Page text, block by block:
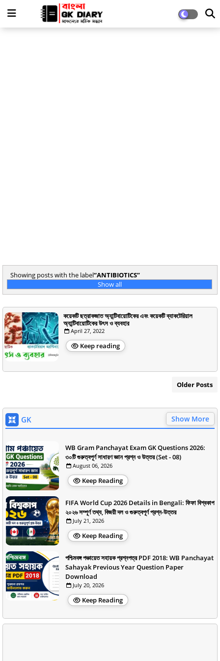
Showing posts with the label ANTIBIOTICS
Show all
কয়েকটি ছত্রাকজাত অ্যান্টিবায়োটিকের এবং কয়েকটি ব্যাকটেরিয়াল
অ্যান্টিবায়োটিকের উৎস ও ব্যবহার
April 27, 2022
Keep reading
Older Posts
GK Show More
WB Gram Panchayat Exam GK Questions 2026:
৩০টি গুরুত্বপূর্ণ সাধারণ জ্ঞান প্রশ্ন ও উত্তর (Set - 08)
August 06, 2026
Keep Reading
FIFA World Cup 2026 Details in Bengali: ফিফা বিশ্বকাপ
২০২৬ সম্পূর্ণ তথ্য, বিজয়ী দল ও গুরুত্বপূর্ণ প্রশ্ন-উত্তর
July 21, 2026
Keep Reading
পশ্চিমবঙ্গ পঞ্চায়েত সহায়ক প্রশ্নপত্র PDF 2018: WB Panchayat
Sahayak Previous Year Question Paper
Download
July 20, 2026
Keep Reading